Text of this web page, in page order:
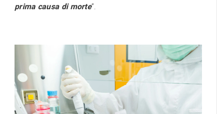
prima causa di morte”.